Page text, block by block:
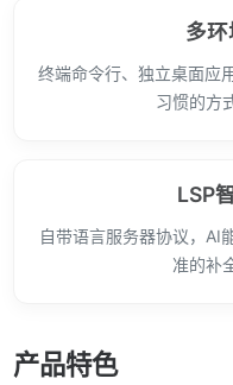
多
终端命令行、独立桌面应
习惯的方
LSP
自带语言服务器协议，AI
准的补
产品特色